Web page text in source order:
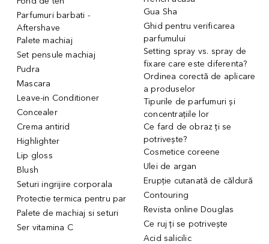
Parfumuri barbati -
Aftershave
Palete machiaj
Set pensule machiaj
Pudra
Mascara
Leave-in Conditioner
Concealer
Crema antirid
Highlighter
Lip gloss
Blush
Seturi ingrijire corporala
Protectie termica pentru par
Palete de machiaj si seturi
Ser vitamina C
Gua Sha
Ghid pentru verificarea
parfumului
Setting spray vs. spray de
fixare care este diferenta?
Ordinea corectă de aplicare
a produselor
Tipurile de parfumuri și
concentrațiile lor
Ce fard de obraz ți se
potrivește?
Cosmetice coreene
Ulei de argan
Erupție cutanată de căldură
Contouring
Revista online Douglas
Ce ruj ți se potrivește
Acid salicilic